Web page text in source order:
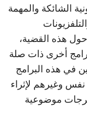
الشائكة والمهمة
هذه القضية،
أخرى ذات صلة
في هذه البرامج
نفس وغيرهم لإثراء
موضوعية